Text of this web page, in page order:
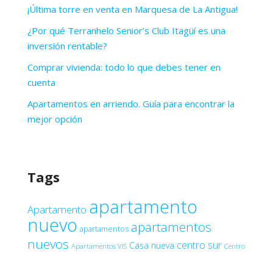
¡Última torre en venta en Marquesa de La Antigua!
¿Por qué Terranhelo Senior’s Club Itagüí es una
inversión rentable?
Comprar vivienda: todo lo que debes tener en
cuenta
Apartamentos en arriendo. Guía para encontrar la
mejor opción
Tags
Apartamento apartamento
nuevo apartamentos apartamentos
nuevos Apartamentos VIS Casa nueva centro sur Centro